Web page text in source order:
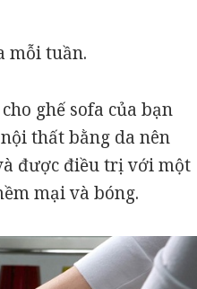
mỗi tuần.
ghế sofa của bạn
thất bằng da nên
được điều trị với một
mại và bóng.